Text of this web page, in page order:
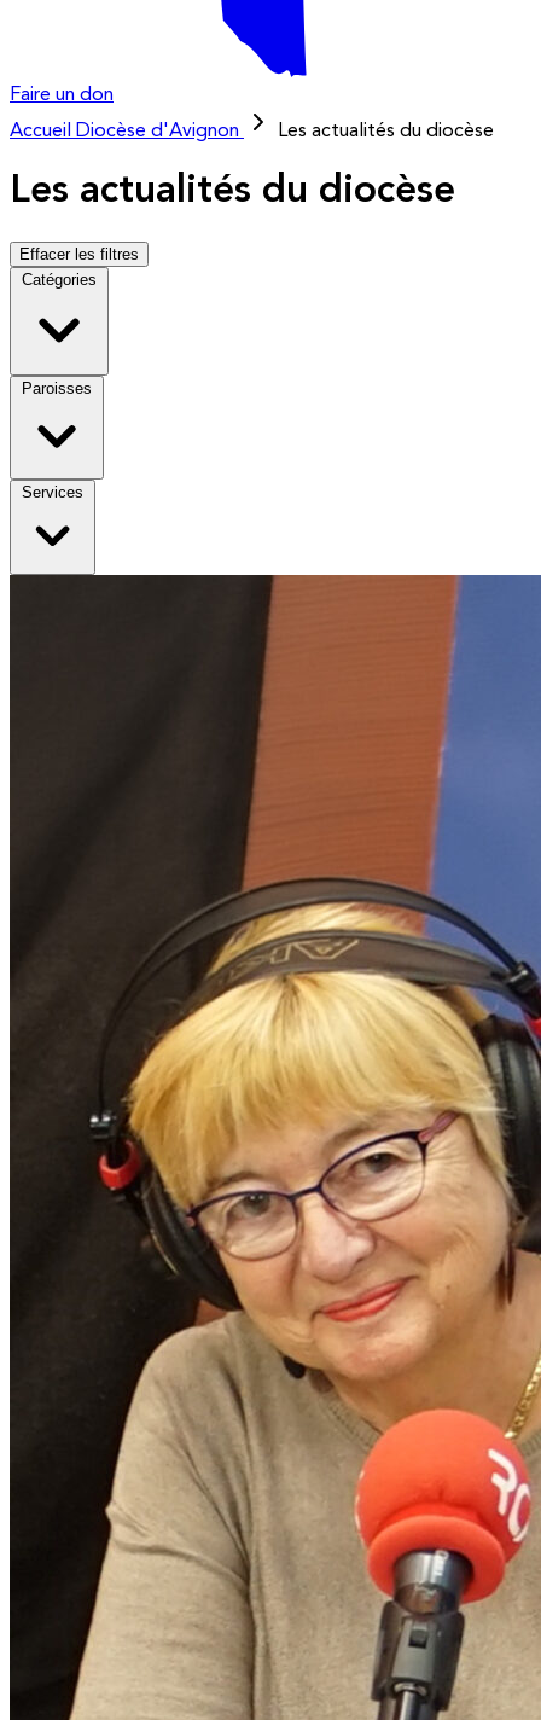
Faire un don
Accueil
Diocèse d'Avignon Les actualités du diocèse
Les actualités du diocèse
Effacer les filtres
Catégories
Paroisses
Services